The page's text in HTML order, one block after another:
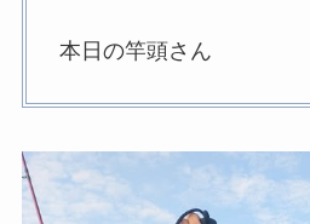
本日の竿頭さん